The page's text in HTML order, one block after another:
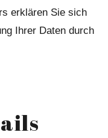
erklären Sie sich
Ihrer Daten durch